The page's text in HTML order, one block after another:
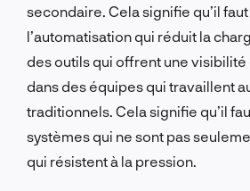
secondaire. Cela signifie qu’il
l’automatisation qui réduit la
des outils qui offrent une
dans des équipes qui travaillent
traditionnels. Cela signifie qu’il
systèmes qui ne sont pas
qui résistent à la pression.